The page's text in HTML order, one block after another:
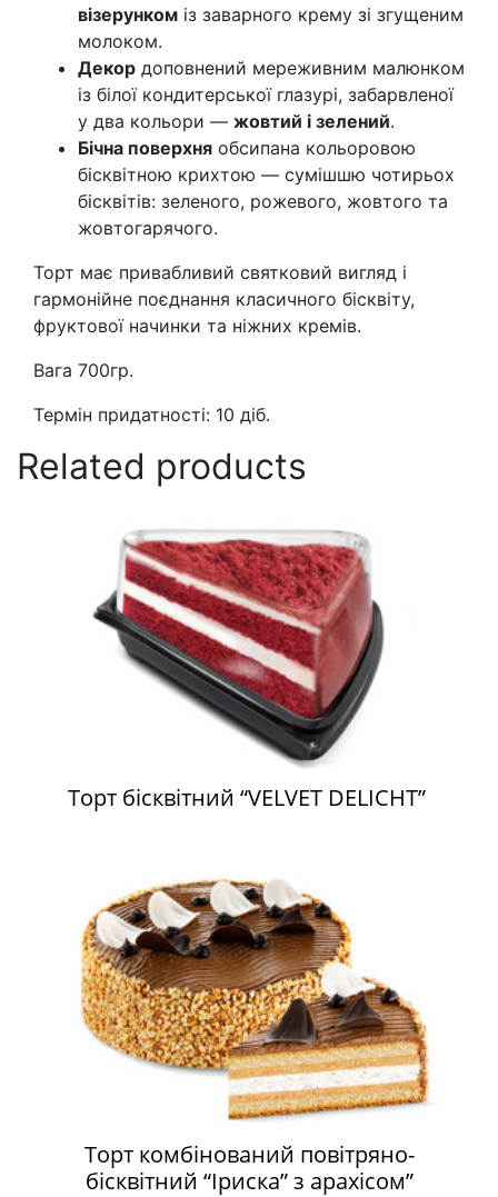
візерунком із заварного крему зі згущеним
молоком.
Декор доповнений мереживним малюнком
із білої кондитерської глазурі, забарвленої
у два кольори — жовтий і зелений.
Бічна поверхня обсипана кольоровою
бісквітною крихтою — сумішшю чотирьох
бісквітів: зеленого, рожевого, жовтого та
жовтогарячого.
Торт має привабливий святковий вигляд і
гармонійне поєднання класичного бісквіту,
фруктової начинки та ніжних кремів.
Вага 700гр.
Термін придатності: 10 діб.
Related products
Торт бісквітний “VELVET DELICHT”
Торт комбінований повітряно-
бісквітний “Іриска” з арахісом”